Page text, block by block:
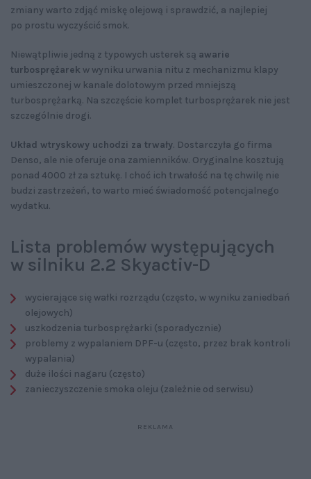
zmiany warto zdjąć miskę olejową i sprawdzić, a najlepiej
po prostu wyczyścić smok.
Niewątpliwie jedną z typowych usterek są awarie
turbosprężarek w wyniku urwania nitu z mechanizmu klapy
umieszczonej w kanale dolotowym przed mniejszą
turbosprężarką. Na szczęście komplet turbosprężarek nie jest
szczególnie drogi.
Układ wtryskowy uchodzi za trwały. Dostarczyła go firma
Denso, ale nie oferuje ona zamienników. Oryginalne kosztują
ponad 4000 zł za sztukę. I choć ich trwałość na tę chwilę nie
budzi zastrzeżeń, to warto mieć świadomość potencjalnego
wydatku.
Lista problemów występujących
w silniku 2.2 Skyactiv-D
wycierające się wałki rozrządu (często, w wyniku zaniedbań
olejowych)
uszkodzenia turbosprężarki (sporadycznie)
problemy z wypalaniem DPF-u (często, przez brak kontroli
wypalania)
duże ilości nagaru (często)
zanieczyszczenie smoka oleju (zależnie od serwisu)